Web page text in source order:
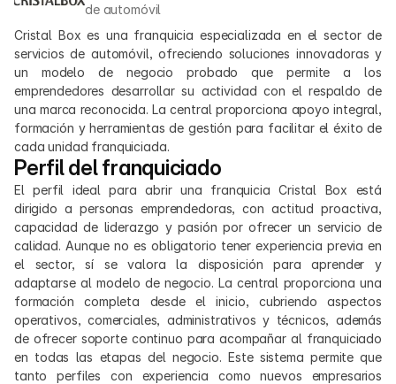
de automóvil
Cristal Box es una franquicia especializada en el sector de
servicios de automóvil, ofreciendo soluciones innovadoras y
un modelo de negocio probado que permite a los
emprendedores desarrollar su actividad con el respaldo de
una marca reconocida. La central proporciona apoyo integral,
formación y herramientas de gestión para facilitar el éxito de
cada unidad franquiciada.
Perfil del franquiciado
El perfil ideal para abrir una franquicia Cristal Box está
dirigido a personas emprendedoras, con actitud proactiva,
capacidad de liderazgo y pasión por ofrecer un servicio de
calidad. Aunque no es obligatorio tener experiencia previa en
el sector, sí se valora la disposición para aprender y
adaptarse al modelo de negocio. La central proporciona una
formación completa desde el inicio, cubriendo aspectos
operativos, comerciales, administrativos y técnicos, además
de ofrecer soporte continuo para acompañar al franquiciado
en todas las etapas del negocio. Este sistema permite que
tanto perfiles con experiencia como nuevos empresarios